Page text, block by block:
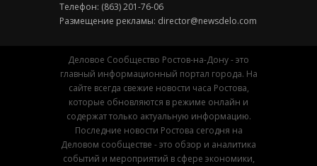
Телефон: (863) 201-76-06
Размещение рекламы: director@newsdelo.com
Деловое Сообщество Ростов-на-Дону - это
главный информационный портал города. На
сайте всегда свежие новости часа Ростова,
которые обновляются в режиме онлайн и
содержат только актуальную информацию.
Последние новости Ростова сегодня на
Деловом сообществе - это обзор и аналитика
событий и мероприятий в сфере экономики,